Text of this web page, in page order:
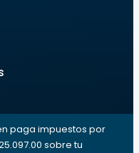
paga impuestos por
sobre tu